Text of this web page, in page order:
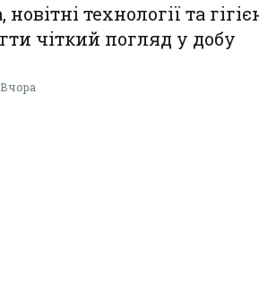
технології та
чіткий погляд у добу
Вчора